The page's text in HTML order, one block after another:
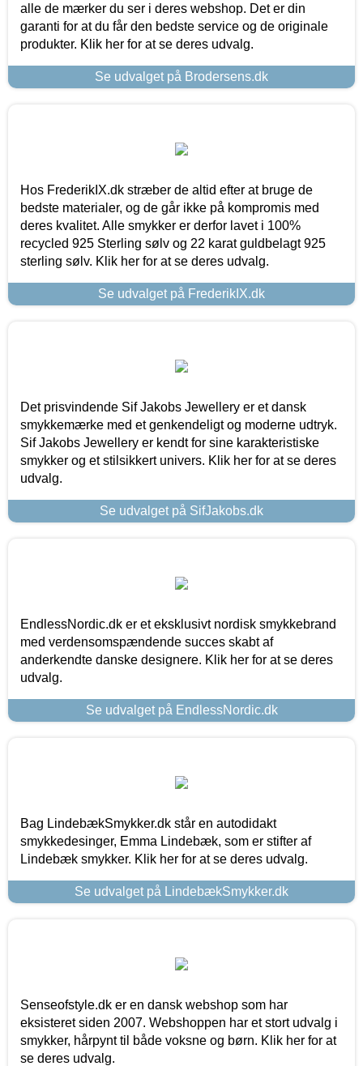
alle de mærker du ser i deres webshop. Det er din
garanti for at du får den bedste service og de originale
produkter. Klik her for at se deres udvalg.
Se udvalget på Brodersens.dk
Hos FrederikIX.dk stræber de altid efter at bruge de
bedste materialer, og de går ikke på kompromis med
deres kvalitet. Alle smykker er derfor lavet i 100%
recycled 925 Sterling sølv og 22 karat guldbelagt 925
sterling sølv. Klik her for at se deres udvalg.
Se udvalget på FrederikIX.dk
Det prisvindende Sif Jakobs Jewellery er et dansk
smykkemærke med et genkendeligt og moderne udtryk.
Sif Jakobs Jewellery er kendt for sine karakteristiske
smykker og et stilsikkert univers. Klik her for at se deres
udvalg.
Se udvalget på SifJakobs.dk
EndlessNordic.dk er et eksklusivt nordisk smykkebrand
med verdensomspændende succes skabt af
anderkendte danske designere. Klik her for at se deres
udvalg.
Se udvalget på EndlessNordic.dk
Bag LindebækSmykker.dk står en autodidakt
smykkedesinger, Emma Lindebæk, som er stifter af
Lindebæk smykker. Klik her for at se deres udvalg.
Se udvalget på LindebækSmykker.dk
Senseofstyle.dk er en dansk webshop som har
eksisteret siden 2007. Webshoppen har et stort udvalg i
smykker, hårpynt til både voksne og børn. Klik her for at
se deres udvalg.